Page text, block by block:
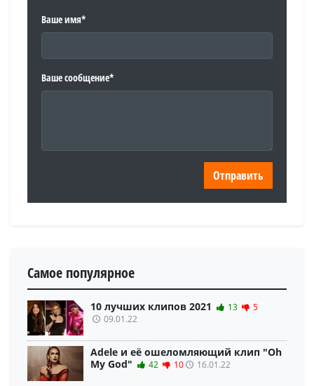
Ваше имя*
Ваше сообщение*
Самое популярное
10 лучших клипов 2021 13
5
09.01.22
Adele и её ошеломляющий клип "Oh
My God"
42 10 16.01.22